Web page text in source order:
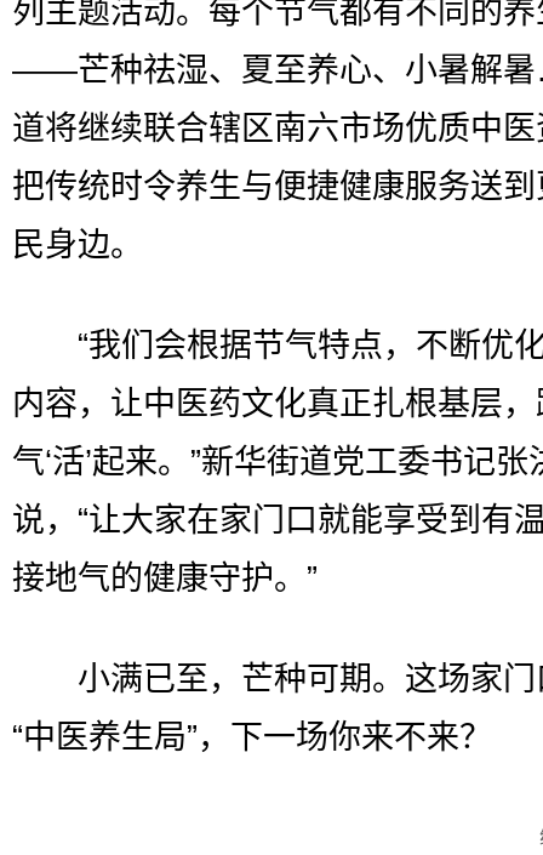
列主题活动。每个节气都有不同的
——芒种祛湿、夏至养心、小暑解
道将继续联合辖区南六市场优质中
把传统时令养生与便捷健康服务送
民身边。
“我们会根据节气特点，不断优
内容，让中医药文化真正扎根基层
气‘活’起来。”新华街道党工委书记张
说，“让大家在家门口就能享受到有
接地气的健康守护。”
小满已至，芒种可期。这场家门
“中医养生局”，下一场你来不来？